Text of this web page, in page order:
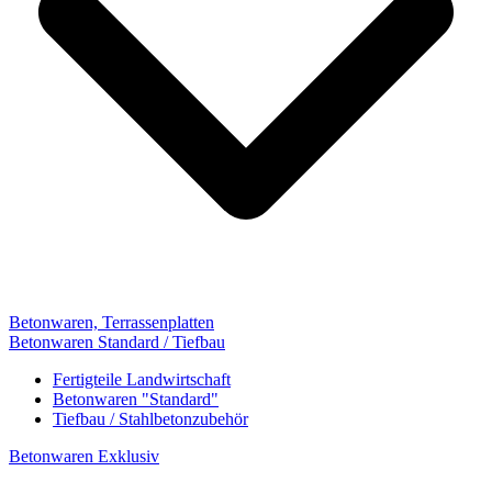
Betonwaren, Terrassenplatten
Betonwaren Standard / Tiefbau
Fertigteile Landwirtschaft
Betonwaren "Standard"
Tiefbau / Stahlbetonzubehör
Betonwaren Exklusiv